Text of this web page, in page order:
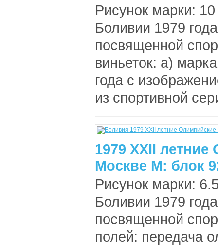
Рисунок марки:
Боливии 1979
посвященной
виньеток: а)
года с
из спортивной
1979 XXII
Москве М: блок
Рисунок марки:
Боливии 1979
посвященной
полей: передача